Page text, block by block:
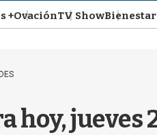
+OvaciónTV ShowBienestar
hoy, jueves